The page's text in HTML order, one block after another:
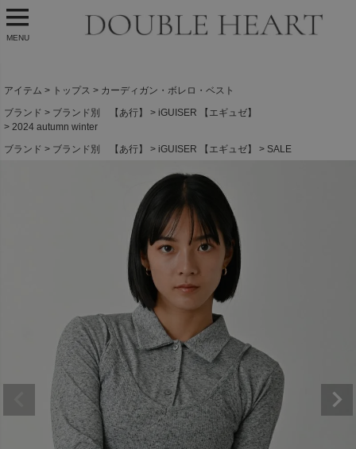
MENU
アイテム トップス
カーディガン・ボレロ・ベスト
ブランド
ブランド別 【あ行】
iGUISER 【エギュゼ】
2024 autumn winter
ブランド
ブランド別 【あ行】 iGUISER 【エギュゼ】 SALE